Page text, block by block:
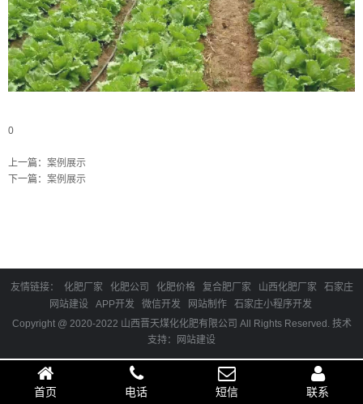
0
上一篇： 案例展示
下一篇： 案例展示
友情链接： 化肥厂家 化肥公司 化肥价格 复合肥厂家 山西化肥厂家
石家庄
网站建设
APP开发 微信开发 网站制作
石家庄小程序开发
Copyright @ 2020-2022 山西晋天煤化化肥有限公司 All Rights Reserved. 技术
支持：
网站建设
首页 电话 短信 联系